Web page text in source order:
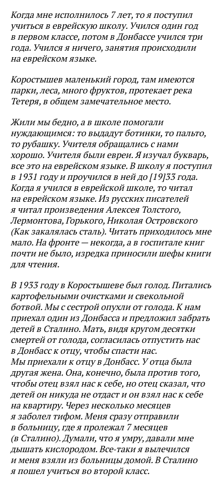
Когда мне исполнилось 7 лет, то я поступил
учиться в еврейскую школу. Учился один год
в первом классе, потом в Донбассе учился три
года. Учился я ничего, занятия происходили
на еврейском языке.
Коростышев маленький город, там имеются
парки, леса, много фруктов, протекает река
Тетеря, в общем замечательное место.
Жили мы бедно, а в школе помогали
нуждающимся: то выдадут ботинки, то пальто,
то рубашку. Учителя обращались с нами
хорошо. Учителя были евреи. Я изучал букварь,
все это на еврейском языке. В школу я поступил
в 1931 году и проучился в ней до [19]33 года.
Когда я учился в еврейской школе, то читал
на еврейском языке. Из русских писателей
я читал произведения Алексея Толстого,
Лермонтова, Горького, Николая Островского
(Как закалялась сталь). Читать приходилось мне
мало. На фронте — некогда, а в госпитале книг
почти не было, изредка приносили шефы книги
для чтения.
В 1933 году в Коростышеве был голод. Питались
картофельными очистками и свекольной
ботвой. Мы с сестрой опухли от голода. К нам
приехал один из Донбасса и предложил забрать
детей в Сталино. Мать, видя кругом десятки
смертей от голода, согласилась отпустить нас
в Донбасс к отцу, чтобы спасти нас.
Мы приехали к отцу в Донбасс. У отца была
другая жена. Она, конечно, была против того,
чтобы отец взял нас к себе, но отец сказал, что
детей он никуда не отдаст и он взял нас к себе
на квартиру. Через несколько месяцев
я заболел тифом. Меня сразу отправили
в больницу, где я пролежал 7 месяцев
(в Сталино). Думали, что я умру, давали мне
дышать кислородом. Все‑таки я вылечился
и меня взяли из больницы домой. В Сталино
я пошел учиться во второй класс.